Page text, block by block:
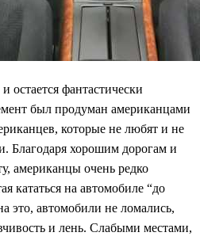
остается фантастически
был продуман американцами
которые не любят и не
Благодаря хорошим дорогам и
американцы очень редко
кататься на автомобиле “до
это, автомобили не ломались,
и лень. Слабыми местами,